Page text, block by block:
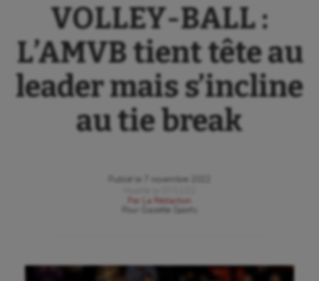
VOLLEY-BALL :
L’AMVB tient tête au
leader mais s’incline
au tie break
Publié le
7 novembre 2022
Par
La Rédaction
Gazette Sports